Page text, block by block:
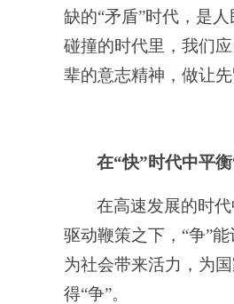
缺的“矛盾”时代，是
碰撞的时代里，我们
辈的意志精神，做让
在“快”时代中平衡
在高速发展的时代
驱动鞭策之下，“争”
为社会带来活力，为
得“争”。